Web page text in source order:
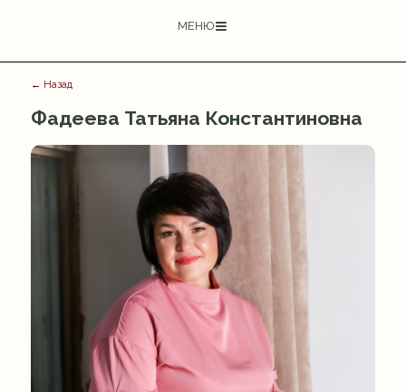
МЕНЮ
← Назад
Фадеева Татьяна Константиновна